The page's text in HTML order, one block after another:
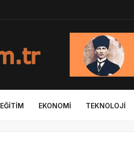
EĞITIM EKONOMI TEKNOLOJI